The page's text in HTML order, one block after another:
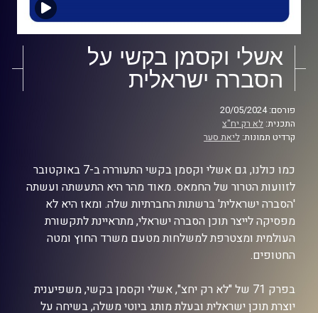
אשלי וקסמן בקשי על
הסברה ישראלית
פורסם: 20/05/2024
התכנית: לא רק יח"צ
קרדיט תמונות: ליאת סער
כמו כולנו, גם אשלי וקסמן בקשי התעוררה ב-7 באוקטובר
לזוועות הטרור של החמאס. מאוד מהר היא התעשתה ועשתה
'הסברה ישראלית' ברשתות החברתיות שלה. ומאז היא לא
מפסיקה לייצר תוכן הסברה ישראלי, מתראיינת לתקשורת
העולמית ומצטרפת למשלחות מטעם משרד החוץ ומטה
החטופים.
בפרק 71 של "לא רק יחצ", אשלי וקסמן בקשי, משפיענית
יוצרת תוכן ישראלית ובעלת מותג ביוטי משלה, בשיחה על